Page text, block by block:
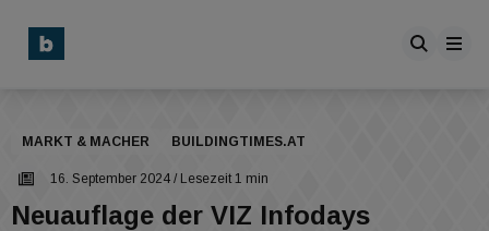
MARKT & MACHER BUILDINGTIMES.AT
16. September 2024 / Lesezeit 1 min
Neuauflage der VIZ Infodays